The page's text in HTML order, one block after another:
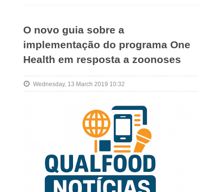
O novo guia sobre a
implementação do programa One
Health em resposta a zoonoses
Wednesday, 13 March 2019 10:32